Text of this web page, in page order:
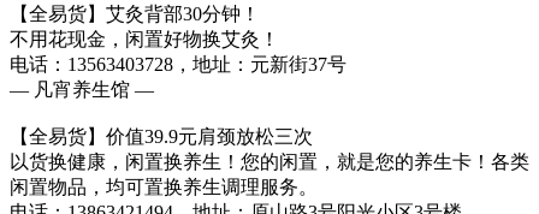
【全易货】艾灸背部30分钟！
不用花现金，闲置好物换艾灸！
电话：13563403728，地址：元新街37号
— 凡宵养生馆 —
【全易货】价值39.9元肩颈放松三次
以货换健康，闲置换养生！您的闲置，就是您的养生卡！各类
闲置物品，均可置换养生调理服务。